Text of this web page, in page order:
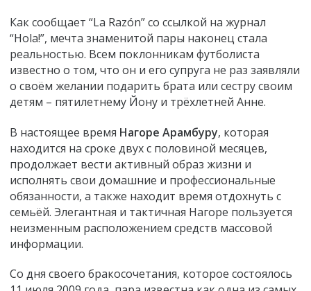
Как сообщает “La Razón” со ссылкой на журнал
“Hola!”, мечта знаменитой пары наконец стала
реальностью. Всем поклонникам футболиста
известно о том, что он и его супруга не раз заявляли
о своём желании подарить брата или сестру своим
детям – пятилетнему Йону и трёхлетней Анне.
В настоящее время Нагоре Арамбуру, которая
находится на сроке двух с половиной месяцев,
продолжает вести активный образ жизни и
исполнять свои домашние и профессиональные
обязанности, а также находит время отдохнуть с
семьёй. Элегантная и тактичная Нагоре пользуется
неизменным расположением средств массовой
информации.
Со дня своего бракосочетания, которое состоялось